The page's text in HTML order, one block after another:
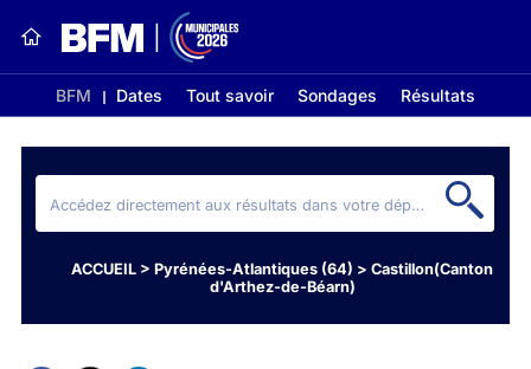
BFM Dates Tout savoir Sondages Résultats
ACCUEIL > Pyrénées-Atlantiques (64) > Castillon(Canton
d'Arthez-de-Béarn)